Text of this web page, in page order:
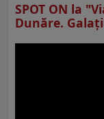
SPOT ON la
Dunăre.